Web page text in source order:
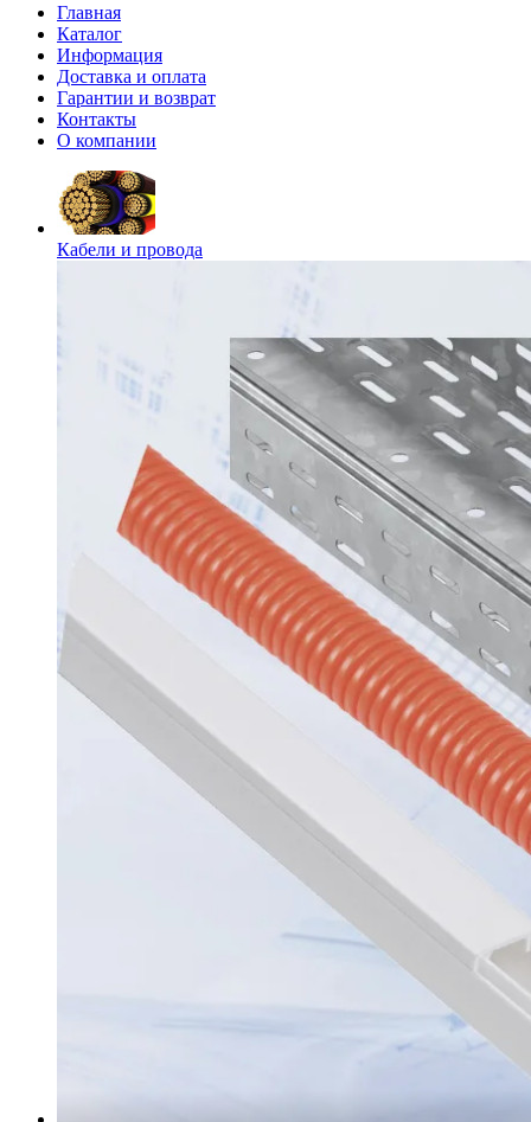
Главная
Каталог
Информация
Доставка и оплата
Гарантии и возврат
Контакты
О компании
Кабели и провода